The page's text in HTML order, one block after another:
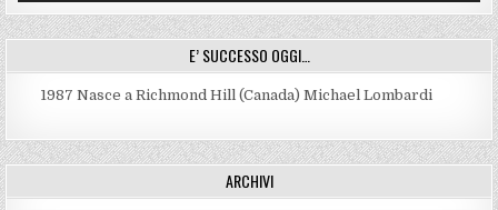
E’ SUCCESSO OGGI…
1987 Nasce a Richmond Hill (Canada) Michael Lombardi
ARCHIVI